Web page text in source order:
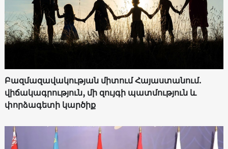
Բազմազավակության միտում Հայաստանում.
վիճակագրություն, մի զույգի պատմություն և
փորձագետի կարծիք